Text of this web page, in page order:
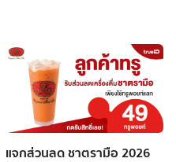
แจกส่วนลด ชาตรามือ 2026